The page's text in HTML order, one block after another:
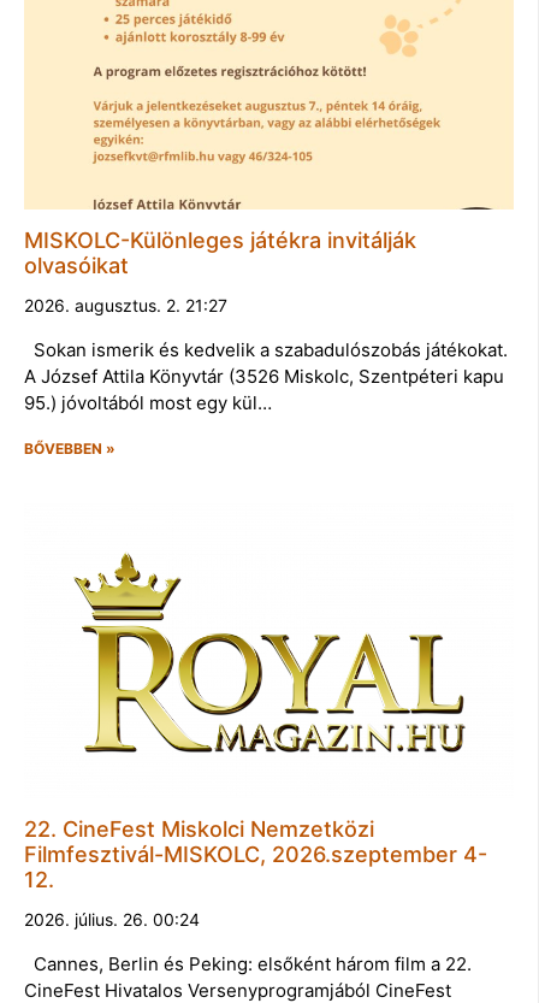
MISKOLC-Különleges játékra invitálják
olvasóikat
2026. augusztus. 2. 21:27
Sokan ismerik és kedvelik a szabadulószobás játékokat.
A József Attila Könyvtár (3526 Miskolc, Szentpéteri kapu
95.) jóvoltából most egy kül…
BŐVEBBEN »
22. CineFest Miskolci Nemzetközi
Filmfesztivál-MISKOLC, 2026.szeptember 4-
12.
2026. július. 26. 00:24
Cannes, Berlin és Peking: elsőként három film a 22.
CineFest Hivatalos Versenyprogramjából CineFest